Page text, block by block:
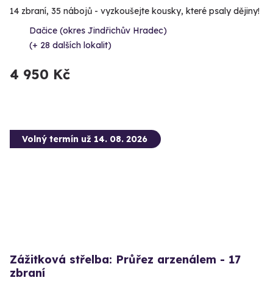
14 zbraní, 35 nábojů - vyzkoušejte kousky, které psaly dějiny!
Dačice (okres Jindřichův Hradec)
(+ 28 dalších lokalit)
4 950 Kč
Volný termín už 14. 08. 2026
Zážitková střelba: Průřez arzenálem - 17
zbraní